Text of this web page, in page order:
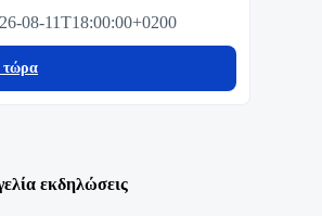
08-11T18:00:00+0200
τώρα
εκδηλώσεις